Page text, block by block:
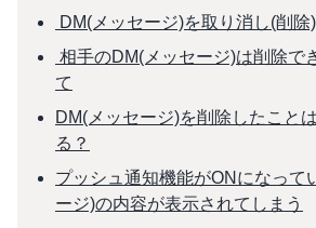
DM(メッセージ)を取り消し(削除
相手のDM(メッセージ)は削除で
て
DM(メッセージ)を削除したこと
る？
プッシュ通知機能がONになって
ージ)の内容が表示されてしまう